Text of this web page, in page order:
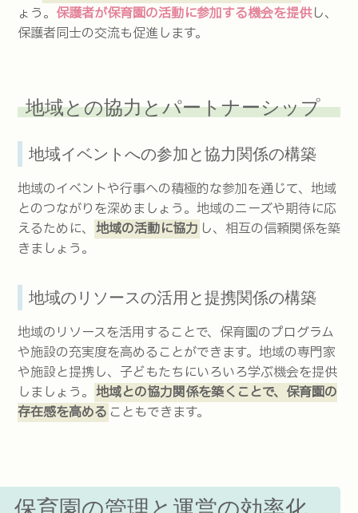
ょう。 保護者が保育園の活動に参加する機会を提供し、
保護者同士の交流も促進します。
地域との協力とパートナーシップ
地域イベントへの参加と協力関係の構築
地域のイベントや行事への積極的な参加を通じて、地域
とのつながりを深めましょう。地域のニーズや期待に応
えるために、 地域の活動に協力 し、相互の信頼関係を築
きましょう。
地域のリソースの活用と提携関係の構築
地域のリソースを活用することで、保育園のプログラム
や施設の充実度を高めることができます。地域の専門家
や施設と提携し、子どもたちにいろいろ学ぶ機会を提供
しましょう。 地域との協力関係を築くことで、保育園の
存在感を高める こともできます。